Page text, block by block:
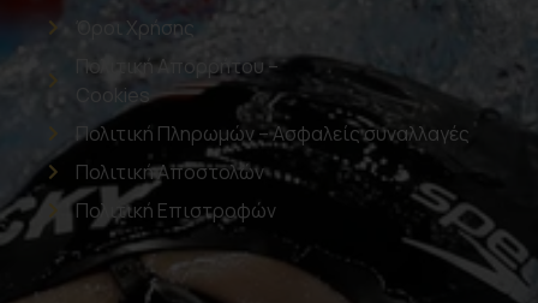
Όροι Χρήσης
Πολιτική Απορρήτου –
Cookies
Πολιτική Πληρωμών – Ασφαλείς συναλλαγές
Πολιτική Αποστολών
Πολιτική Επιστροφών